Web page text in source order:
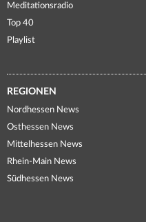
Meditationsradio
Top 40
Playlist
REGIONEN
Nordhessen News
Osthessen News
Mittelhessen News
Rhein-Main News
Südhessen News